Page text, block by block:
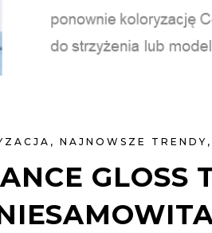
, NAJNOWSZE TRENDY ,
GLOSS